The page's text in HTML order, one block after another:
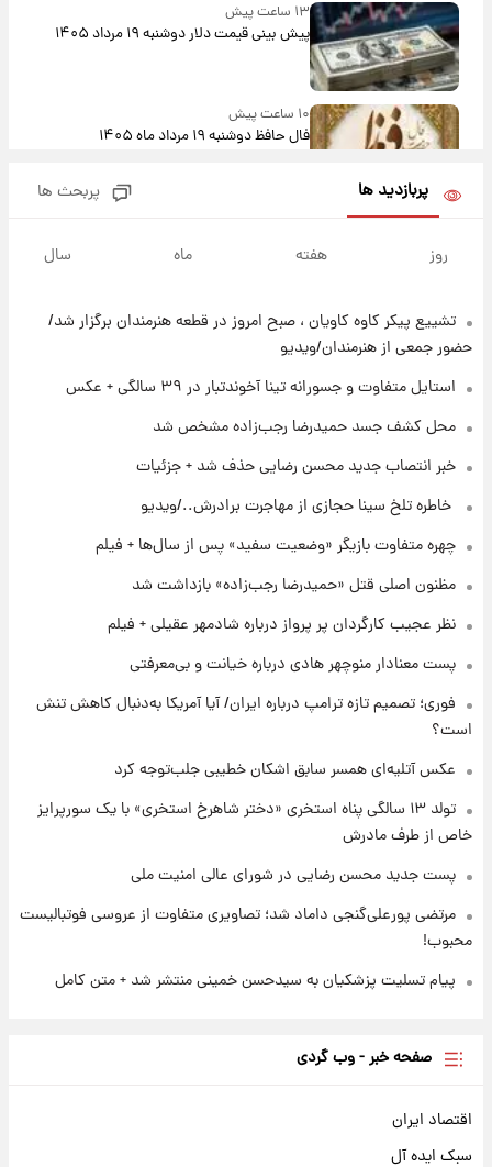
۱۳ ساعت پیش
پیش‌ بینی قیمت دلار دوشنبه ۱۹ مرداد ۱۴۰۵
۱۰ ساعت پیش
فال حافظ دوشنبه ۱۹ مرداد ماه ۱۴۰۵
۱۲ ساعت پیش
فال روزانه واقعی دوشنبه ۱۹ مرداد ۱۴۰۵
۱۷ ساعت پیش
شد
قیمت دلار، یورو و سایر ارزها امروز ۱۸ مردادماه
۱۹ ساعت پیش
جدول
دل صحرا + عکس
پربازدید ها پربحث ها
روز هفته ماه سال
تشییع پیکر کاوه کاویان ، صبح امروز در قطعه هنرمندان برگزار شد/
حضور جمعی از هنرمندان/ویدیو
استایل متفاوت و جسورانه تینا آخوندتبار در ۳۹ سالگی + عکس
محل کشف جسد حمیدرضا رجب‌زاده مشخص شد
خبر انتصاب جدید محسن رضایی حذف شد + جزئیات
⁨ خاطره تلخ سینا حجازی از مهاجرت برادرش../ویدیو
چهره متفاوت بازیگر «وضعیت سفید» پس از سال‌ها + فیلم
مظنون اصلی قتل «حمیدرضا رجب‌زاده» بازداشت شد
نظر عجیب کارگردان پر پرواز درباره شادمهر عقیلی + فیلم
پست معنادار منوچهر هادی درباره خیانت و بی‌معرفتی
فوری؛ تصمیم تازه ترامپ درباره ایران/ آیا آمریکا به‌دنبال کاهش تنش
است؟
عکس‌ آتلیه‌ای همسر سابق اشکان خطیبی جلب‌توجه کرد
تولد ۱۳ سالگی پناه استخری «دختر شاهرخ استخری» با یک سورپرایز
خاص از طرف مادرش
پست جدید محسن رضایی در شورای عالی امنیت ملی
مرتضی پورعلی‌گنجی داماد شد؛ تصاویری متفاوت از عروسی فوتبالیست
محبوب!
پیام تسلیت پزشکیان به سیدحسن خمینی منتشر شد + متن کامل
صفحه خبر - وب گردی
اقتصاد ایران
سبک ایده آل